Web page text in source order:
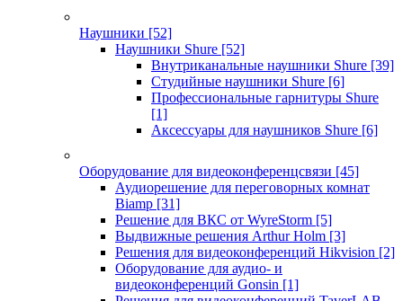
Наушники [52]
Наушники Shure [52]
Внутриканальные наушники Shure [39]
Студийные наушники Shure [6]
Профессиональные гарнитуры Shure
[1]
Аксессуары для наушников Shure [6]
Оборудование для видеоконференцсвязи [45]
Аудиорешение для переговорных комнат
Biamp [31]
Решение для ВКС от WyreStorm [5]
Выдвижные решения Arthur Holm [3]
Решения для видеоконференций Hikvision [2]
Оборудование для аудио- и
видеоконференций Gonsin [1]